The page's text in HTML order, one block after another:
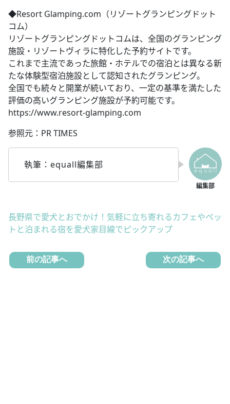
◆Resort Glamping.com（リゾートグランピングドット
コム）
リゾートグランピングドットコムは、全国のグランピング
施設・リゾートヴィラに特化した予約サイトです。
これまで主流であった旅館・ホテルでの宿泊とは異なる新
たな体験型宿泊施設として認知されたグランピング。
全国でも続々と開業が続いており、一定の基準を満たした
評価の高いグランピング施設が予約可能です。
https://www.resort-glamping.com
参照元：PR TIMES
執筆：equall編集部
長野県で愛犬とおでかけ！気軽に立ち寄れるカフェやペッ
トと泊まれる宿を愛犬家目線でピックアップ
前の記事へ 次の記事へ